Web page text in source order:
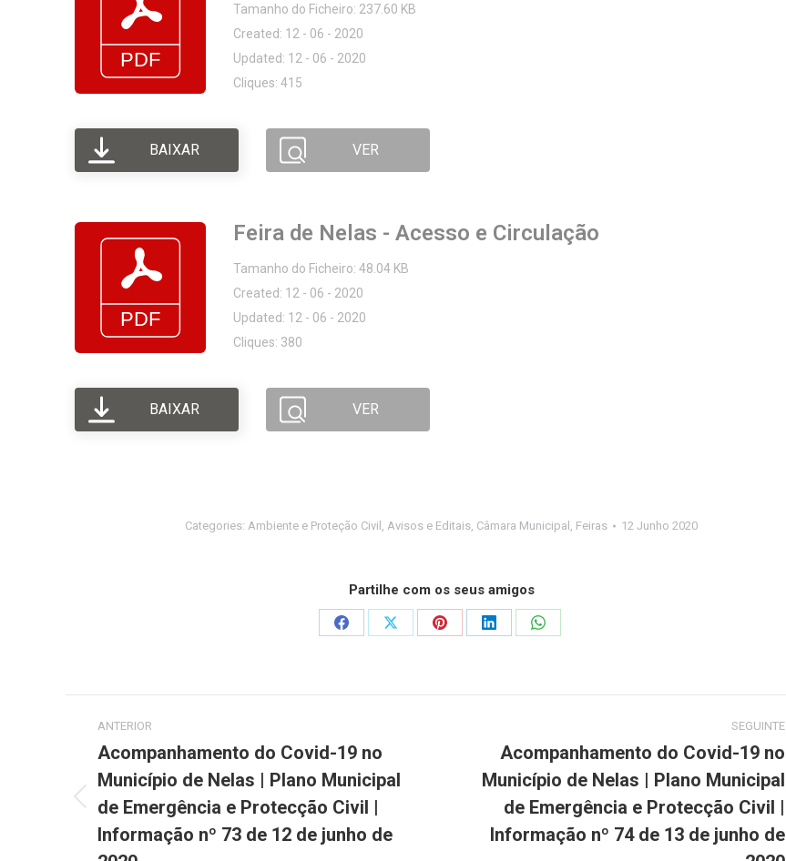
Tamanho do Ficheiro: 237.60 KB
Created: 12 - 06 - 2020
Updated: 12 - 06 - 2020
Cliques: 415
BAIXAR VER
Feira de Nelas - Acesso e Circulação
Tamanho do Ficheiro: 48.04 KB
Created: 12 - 06 - 2020
Updated: 12 - 06 - 2020
Cliques: 380
BAIXAR VER
Categories: Ambiente e Proteção Civil Avisos e Editais Câmara Municipal Feiras 12 Junho 2020
Partilhe com os seus amigos
Share
Share
Share
Share
Share
Post
navigation
ANTERIOR
Previous
post:
Acompanhamento do Covid-19 no
Município de Nelas | Plano Municipal
de Emergência e Protecção Civil |
Informação nº 73 de 12 de junho de
SEGUINTE
post:
Acompanhamento do Covid-19 no
Município de Nelas | Plano Municipal
de Emergência e Protecção Civil |
Informação nº 74 de 13 de junho de